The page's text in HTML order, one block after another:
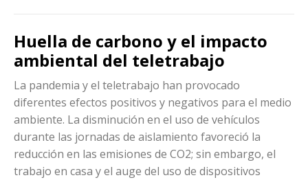
Huella de carbono y el impacto
ambiental del teletrabajo
La pandemia y el teletrabajo han provocado
diferentes efectos positivos y negativos para el medio
ambiente. La disminución en el uso de vehículos
durante las jornadas de aislamiento favoreció la
reducción en las emisiones de CO2; sin embargo, el
trabajo en casa y el auge del uso de dispositivos